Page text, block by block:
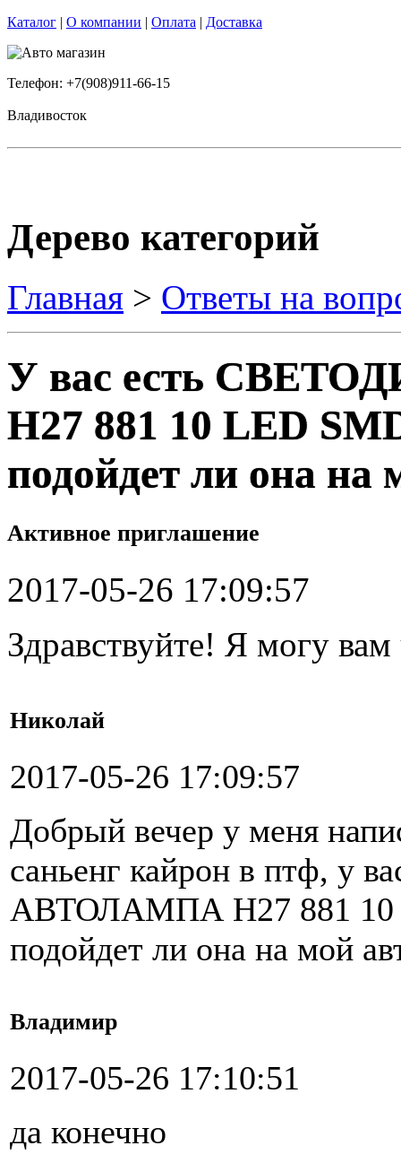
Каталог | О компании | Оплата | Доставка
Телефон: +7(908)911-66-15
Владивосток
Дерево категорий
Главная > Ответы на
У вас есть
H27 881 10 LED
подойдет ли она на
Активное приглашение
2017-05-26 17:09:57
Здравствуйте! Я могу
Николай
2017-05-26 17:09:57
Добрый вечер у меня
саньенг кайрон в птф,
АВТОЛАМПА H27 881 10
подойдет ли она на мой
Владимир
2017-05-26 17:10:51
да конечно